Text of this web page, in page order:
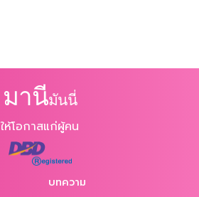
มานีมันนี่
ให้โอกาสแก่ผู้คน
บทความ